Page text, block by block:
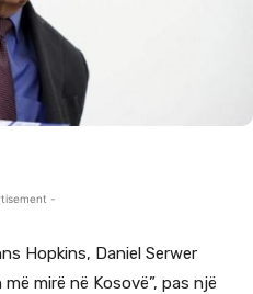
-
Hopkins, Daniel Serwer
mirë në Kosovë”, pas një